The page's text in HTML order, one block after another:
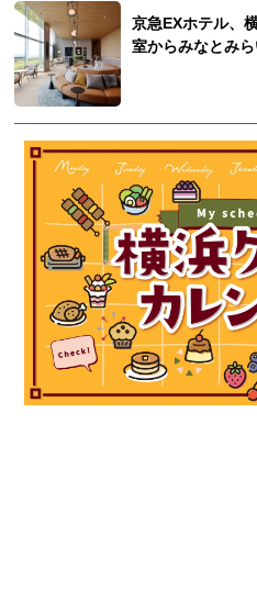
京急EXホテル、
室からみなとみ